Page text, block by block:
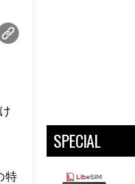
特
SPECIAL